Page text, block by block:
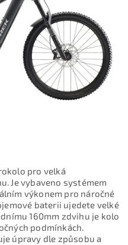
pro velká
Je vybaveno systémem
výkonem pro náročné
baterii ujedete velké
160mm zdvihu je kolo
podmínkách.
úpravy dle způsobu a